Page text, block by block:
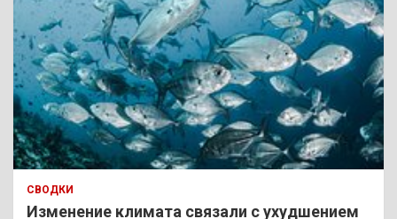
СВОДКИ
Изменение климата связали с ухудшением